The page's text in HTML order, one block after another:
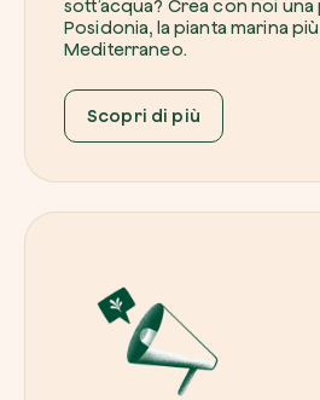
sott’acqua? Crea con noi una
Posidonia, la pianta marina
Mediterraneo.
Scopri di più